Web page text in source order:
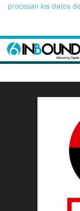
procesan los datos